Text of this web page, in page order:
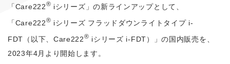
「Care222® iシリーズ」の新ラインアップとして、
「Care222® iシリーズ フラッドダウンライトタイプ i-
FDT（以下、Care222® iシリーズ i-FDT）」の国内販売を、
2023年4月より開始します。